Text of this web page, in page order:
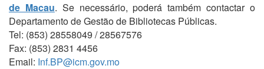
de Macau. Se necessário, poderá também contactar o
Departamento de Gestão de Bibliotecas Públicas.
Tel: (853) 28558049 / 28567576
Fax: (853) 2831 4456
Email: Inf.BP@icm.gov.mo